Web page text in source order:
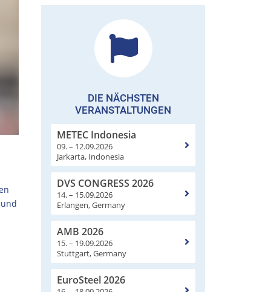
DIE NÄCHSTEN
VERANSTALTUNGEN
METEC Indonesia
09. – 12.09.2026
Jarkarta, Indonesia
DVS CONGRESS 2026
14. – 15.09.2026
Erlangen, Germany
AMB 2026
15. – 19.09.2026
Stuttgart, Germany
EuroSteel 2026